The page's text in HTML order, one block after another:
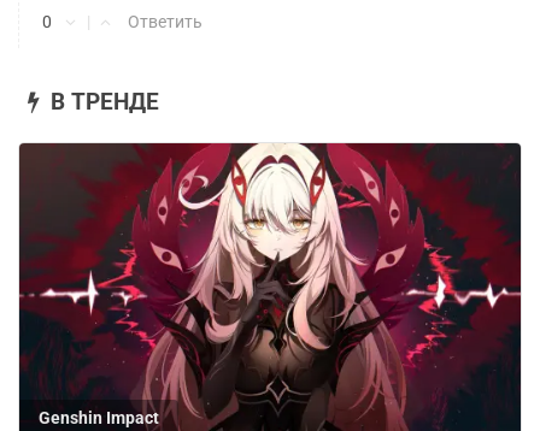
0 | Ответить
В ТРЕНДЕ
Genshin Impact